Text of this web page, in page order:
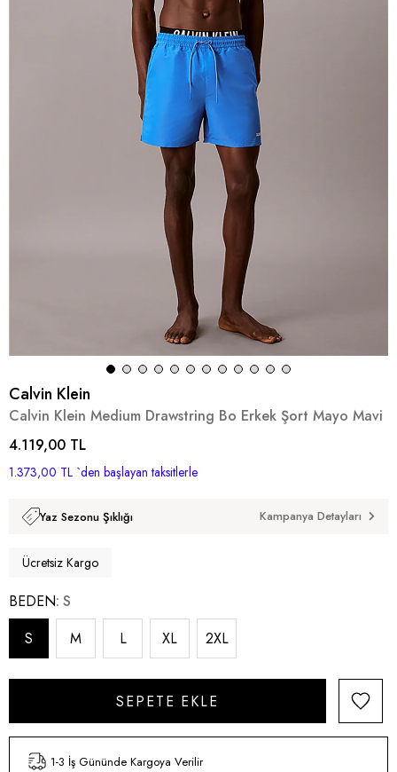
Calvin Klein
Calvin Klein Medium Drawstring Bo Erkek Şort Mayo Mavi
4.119,00 TL
1.373,00 TL `den başlayan taksitlerle
Yaz Sezonu Şıklığı Kampanya Detayları
Ücretsiz Kargo
BEDEN S
S
M L XL 2XL
1-3 İş Gününde Kargoya Verilir